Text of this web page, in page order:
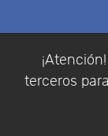
terceros